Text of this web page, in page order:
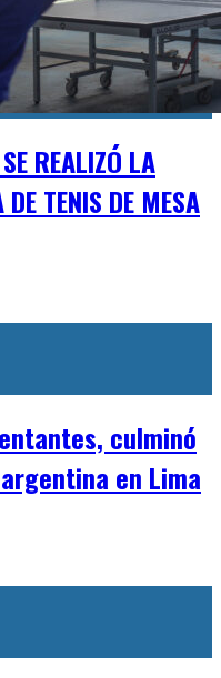
REALIZÓ LA
TENIS DE MESA
culminó
en Lima